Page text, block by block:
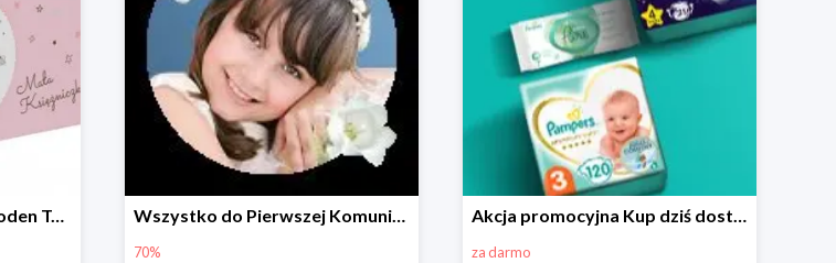
Skrzynia na zabawki Wooden Toys -57% Wszystko do Pierwszej Komunii na Allegro do -70%
70%
Akcja promocyjna Kup dziś dostawa jutro
za darmo